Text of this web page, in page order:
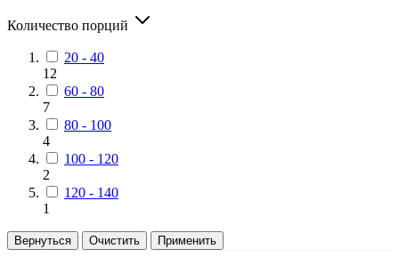
Количество порций
20 - 40
12
60 - 80
7
80 - 100
4
100 - 120
2
120 - 140
1
Вернуться Очистить Применить